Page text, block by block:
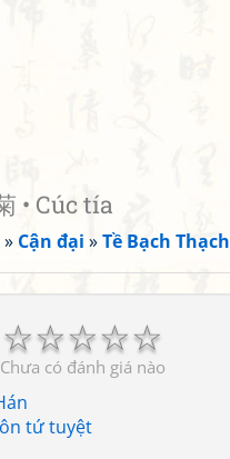
• Cúc tía
» Cận đại »Tề Bạch Thạch
☆
☆
☆
☆
☆
Chưa có đánh giá nào
tứ tuyệt